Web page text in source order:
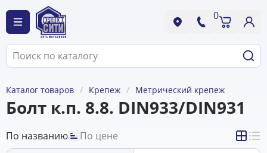
0
Каталог товаров Крепеж Метрический крепеж
Болт к.п. 8.8. DIN933/DIN931
По названию
По цене